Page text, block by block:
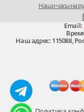
Наши часы на
Email:
Наш адрес: 115088,